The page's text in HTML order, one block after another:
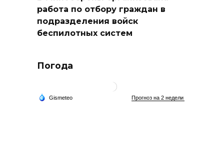
работа по отбору граждан в
подразделения войск
беспилотных систем
Погода